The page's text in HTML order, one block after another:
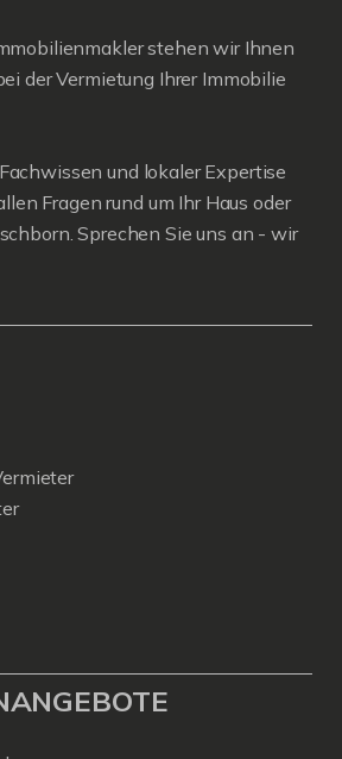
stehen wir Ihnen
der Vermietung Ihrer Immobilie
und lokaler Expertise
Fragen rund um Ihr Haus oder
Sprechen Sie uns an - wir